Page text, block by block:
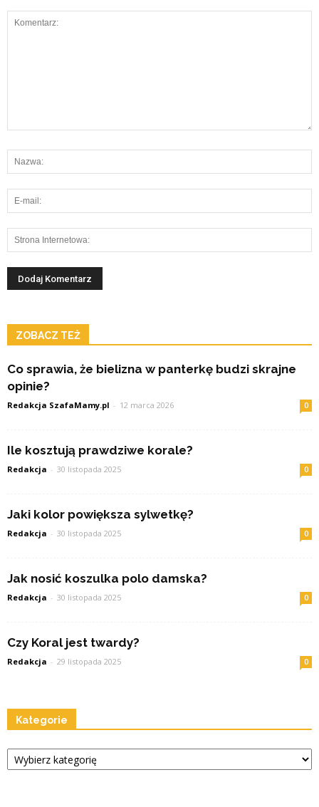
ZOBACZ TEŻ
Co sprawia, że bielizna w panterkę budzi skrajne
opinie?
Redakcja SzafaMamy.pl - 12 marca 2026 0
Ile kosztują prawdziwe korale?
Redakcja - 30 listopada 2025 0
Jaki kolor powiększa sylwetkę?
Redakcja - 30 listopada 2025 0
Jak nosić koszulka polo damska?
Redakcja - 30 listopada 2025 0
Czy Koral jest twardy?
Redakcja - 29 listopada 2025 0
Kategorie
Kategorie